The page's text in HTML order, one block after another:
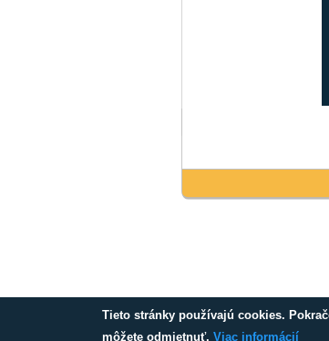
Tieto stránky používajú cookies.
môžete odmietnuť. Viac informácií